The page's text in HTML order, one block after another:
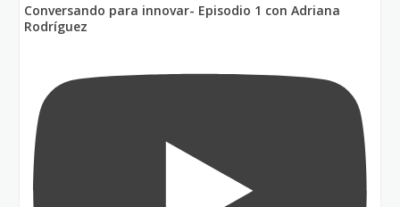
Conversando para innovar- Episodio 1 con Adriana
Rodríguez